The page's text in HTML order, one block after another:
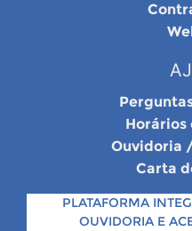
Horários
Ouvidoria
Carta
PLATAFORMA
OUVIDORIA E